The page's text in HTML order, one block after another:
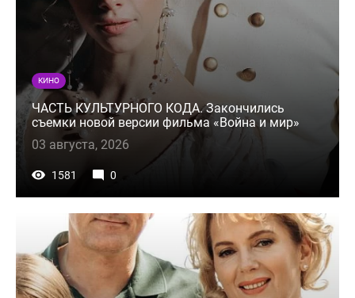
КИНО
ЧАСТЬ КУЛЬТУРНОГО КОДА. Закончились
съемки новой версии фильма «Война и мир»
03 августа, 2026
1581 0